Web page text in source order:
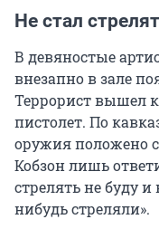
Не стал
В девяностые
внезапно в зале
Террорист вышел
пистолет. По
оружия положено
Кобзон лишь
стрелять не буду
нибудь стреляли».